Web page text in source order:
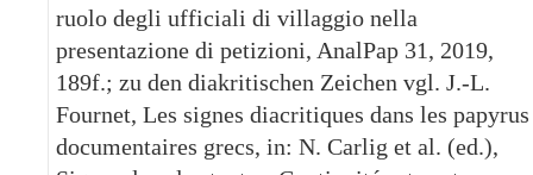
ruolo degli ufficiali di villaggio nella
presentazione di petizioni, AnalPap 31, 2019,
189f.; zu den diakritischen Zeichen vgl. J.-L.
Fournet, Les signes diacritiques dans les papyrus
documentaires grecs, in: N. Carlig et al. (ed.),